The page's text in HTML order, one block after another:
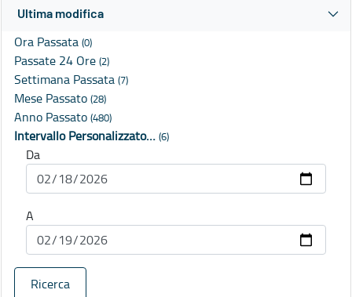
Ultima modifica
Ora Passata (0)
Passate 24 Ore (2)
Settimana Passata (7)
Mese Passato (28)
Anno Passato (480)
Intervallo Personalizzato… (6)
Da
A
Ricerca